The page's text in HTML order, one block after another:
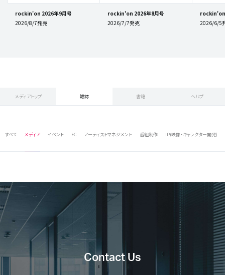
rockin'on 2026年9月号
2026/8/7発売
rockin'on 2026年8月号
2026/7/7発売
rockin'on
2026/6/5
メディアトップ 雑誌 書籍 ヘルプ
すべて メディア イベント EC アーティストマネジメント 番組制作 IP(映像・キャラクター開発)
Contact Us